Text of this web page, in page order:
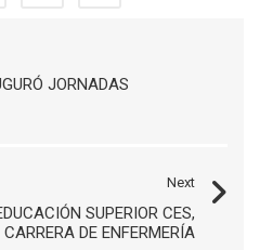
JORNADAS
Next
SUPERIOR CES,
DE ENFERMERÍA